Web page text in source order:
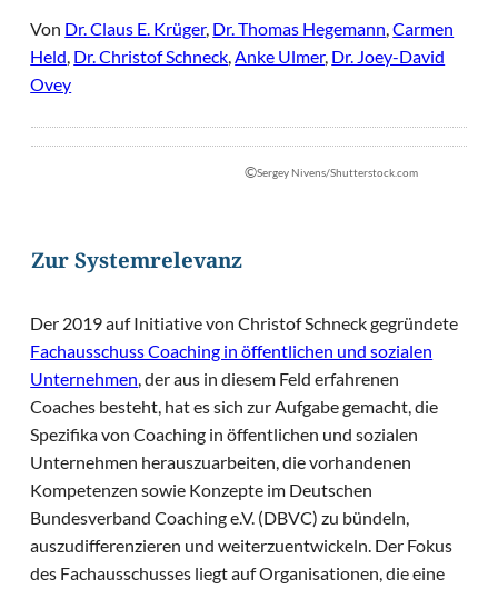
Von Dr. Claus E. Krüger, Dr. Thomas Hegemann,Carmen
Held, Dr. Christof Schneck,Anke Ulmer, Dr. Joey-David
Ovey
©Sergey Nivens/Shutterstock.com
Zur Systemrelevanz
Der 2019 auf Initiative von Christof Schneck gegründete
Fachausschuss Coaching in öffentlichen und sozialen
Unternehmen, der aus in diesem Feld erfahrenen
Coaches besteht, hat es sich zur Aufgabe gemacht, die
Spezifika von Coaching in öffentlichen und sozialen
Unternehmen herauszuarbeiten, die vorhandenen
Kompetenzen sowie Konzepte im Deutschen
Bundesverband Coaching e.V. (DBVC) zu bündeln,
auszudifferenzieren und weiterzuentwickeln. Der Fokus
des Fachausschusses liegt auf Organisationen, die eine